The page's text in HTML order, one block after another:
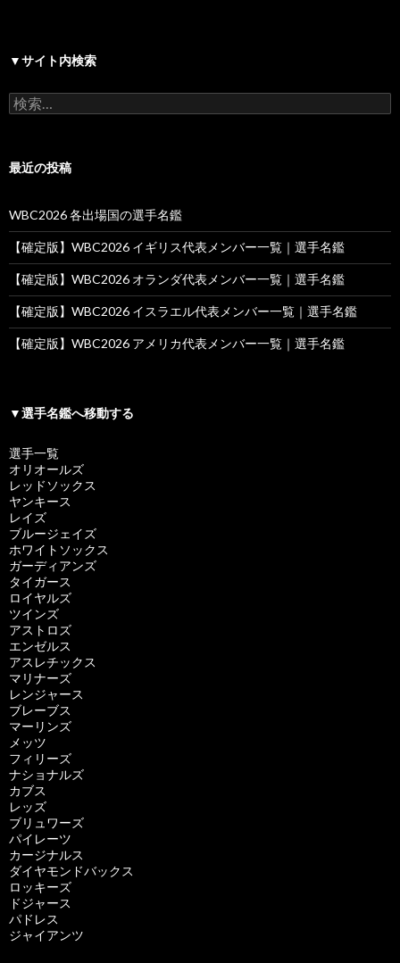
▼サイト内検索
検
索:
最近の投稿
WBC2026 各出場国の選手名鑑
【確定版】WBC2026 イギリス代表メンバー一覧｜選手名鑑
【確定版】WBC2026 オランダ代表メンバー一覧｜選手名鑑
【確定版】WBC2026 イスラエル代表メンバー一覧｜選手名鑑
【確定版】WBC2026 アメリカ代表メンバー一覧｜選手名鑑
▼選手名鑑へ移動する
選手一覧
オリオールズ
レッドソックス
ヤンキース
レイズ
ブルージェイズ
ホワイトソックス
ガーディアンズ
タイガース
ロイヤルズ
ツインズ
アストロズ
エンゼルス
アスレチックス
マリナーズ
レンジャース
ブレーブス
マーリンズ
メッツ
フィリーズ
ナショナルズ
カブス
レッズ
ブリュワーズ
パイレーツ
カージナルス
ダイヤモンドバックス
ロッキーズ
ドジャース
パドレス
ジャイアンツ